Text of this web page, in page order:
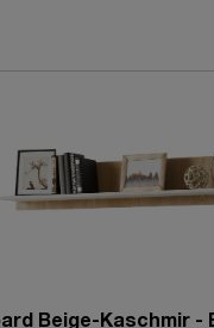
Beige-Kaschmir -